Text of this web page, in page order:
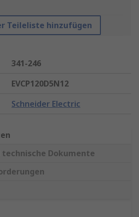
Teileliste hinzufügen
341-246
EVCP120D5N12
Schneider Electric
Dokumente